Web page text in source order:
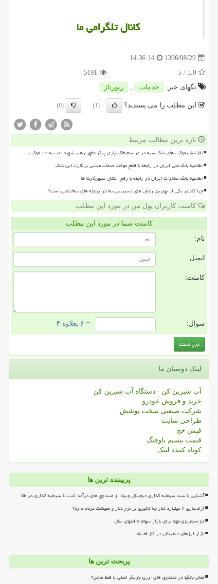
کانال تلگرامی ما
1396/08/29
14:36:14
5.0
/ 5
5191
تگهای خبر:
خدمات , رپورتاژ
این مطلب را می پسندید؟ (1)
(0)
تازه ترین مطالب مرتبط
افزایش موکب های بانک سپه در مراسم خاکسپاری پیکر مطهر رهبر شهید امت به ۱۴ موکب
اطلاعیه بانک ملی ایران در رابطه با قطع موقت خدمات مبتنی بر کارت این بانک
اطلاعیه بانک صادرات ایران در رابطه با رفع اختلال سپهرکارت ها
چرا کلایمر یکی از بهترین روش های دسترسی نما در پروژه های ساختمانی است؟
کامنت کاربران پول من در مورد این مطلب
کامنت شما در مورد این مطلب
نام:
ایمیل:
کامنت:
سوال: = ۶ بعلاوه ۴
لینک دوستان ما
آب شیرین کن - دستگاه آب شیرین کن
خرید و فروش خودرو
شرکت صنعتی سخت پوشش
طراحی سایت
فیش حج
قیمت بیسیم باوفنگ
کوتاه کننده لینک
پربیننده ترین ها
آشنایی با سبد سرمایه گذاری دیجیتال ویپاد از صندوق های درآمد ثابت تا سرمایه گذاری در طلا
آزادسازی ۶ میلیارد دلار چه تاثیری بر نرخ دلار و معیشت مردم دارد؟
دو سناریوی مهم برای بازار سهام تا انتهای سال
بازار ارزهای دیجیتالی در فاز احتیاط
پربحث ترین ها
نقش بانکها در صندوق های ارزی بازیگر اصلی یا فقط ضامن؟